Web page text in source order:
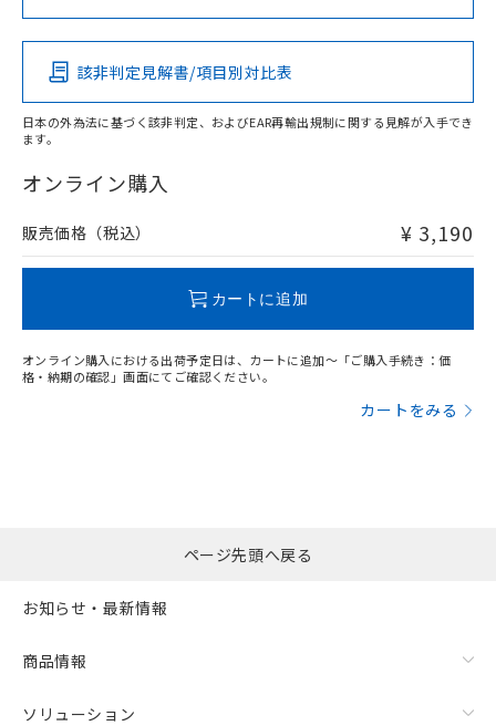
Pb Hg Cd Cr(VI)
O
在庫等で未対応品が混在する可能性があります。
問い合わせください。
該非判定見解書/項目別対比表
日本の外為法に基づく該非判定、およびEAR再輸出規制に関する見解が入手でき
ます。
オンライン購入
販売価格（税込） ¥ 3,190
カートに追加
オンライン購入における出荷予定日は、カートに追加～「ご購入手続き：価
格・納期の確認」画面にてご確認ください。
カートをみる
ページ先頭へ戻る
お知らせ・最新情報
商品情報
ソリューション